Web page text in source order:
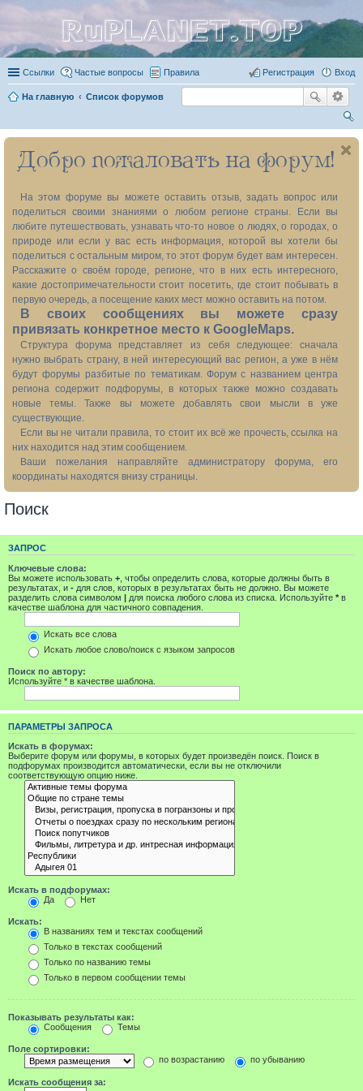
RuPLANET.TOP
Ссылки Частые вопросы Правила Вход
Регистрация
На главную Список форумов
ои
ск
Добро пожаловать на форум!
На этом форуме вы можете оставить отзыв, задать вопрос или
поделиться своими знаниями о любом регионе страны. Если вы
любите путешествовать, узнавать что-то новое о людях, о городах, о
природе или если у вас есть информация, которой вы хотели бы
поделиться с остальным миром, то этот форум будет вам интересен.
Расскажите о своём городе, регионе, что в них есть интересного,
какие достопримечательности стоит посетить, где стоит побывать в
первую очередь, а посещение каких мест можно оставить на потом.
В своих сообщениях вы можете сразу
привязать конкретное место к GoogleMaps.
Структура форума представляет из себя следующее: сначала
нужно выбрать страну, в ней интересующий вас регион, а уже в нём
будут форумы разбитые по тематикам. Форум с названием центра
региона содержит подфорумы, в которых также можно создавать
новые темы. Также вы можете добавлять свои мысли в уже
существующие.
Если вы не читали правила, то стоит их всё же прочесть, ссылка на
них находится над этим сообщением.
Ваши пожелания направляйте администратору форума, его
координаты находятся внизу страницы.
Поиск
ЗАПРОС
Ключевые слова:
Вы можете использовать + , чтобы определить слова, которые должны быть в
результатах, и - для слов, которых в результатах быть не должно. Вы можете
разделить слова символом | для поиска любого слова из списка. Используйте * в
качестве шаблона для частичного совпадения.
Искать все слова
Искать любое слово/поиск с языком запросов
Поиск по автору:
Используйте * в качестве шаблона.
ПАРАМЕТРЫ ЗАПРОСА
Искать в форумах:
Выберите форум или форумы, в которых будет произведён поиск. Поиск в
подфорумах производится автоматически, если вы не отключили
соответствующую опцию ниже.
Искать в подфорумах:
Да
Нет
Искать:
В названиях тем и текстах сообщений
Только в текстах сообщений
Только по названию темы
Только в первом сообщении темы
Показывать результаты как:
Сообщения
Темы
Поле сортировки:
по возрастанию
по убыванию
Искать сообщения за: